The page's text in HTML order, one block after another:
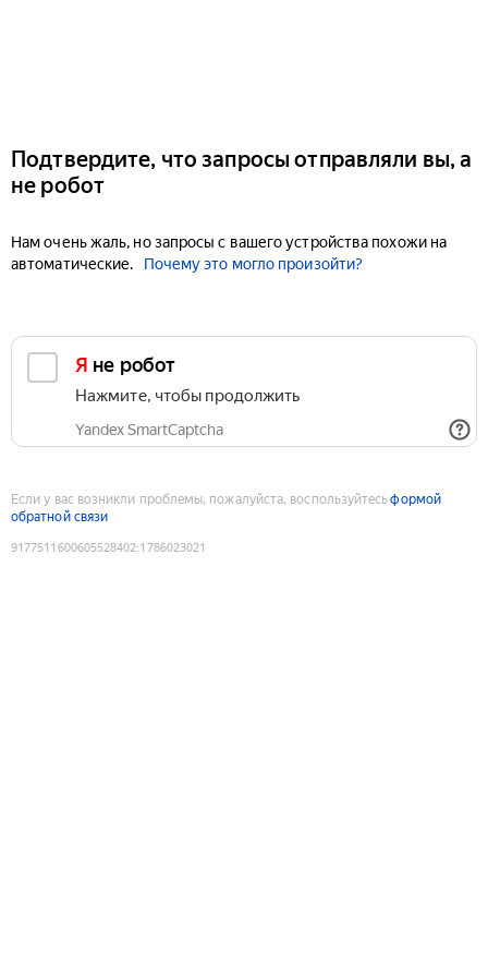
Подтвердите, что запросы отправляли вы, а
не робот
Нам очень жаль, но запросы с вашего устройства похожи на
автоматические.
Почему это могло произойти?
Я не робот
Нажмите, чтобы продолжить
Yandex SmartCaptcha
Если у вас возникли проблемы, пожалуйста, воспользуйтесьформой
обратной связи
9177511600605528402:1786023021